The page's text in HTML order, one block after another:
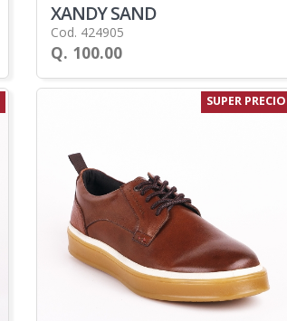
XANDY SAND
Cod. 424905
Q. 100.00
SUPER PRECIO